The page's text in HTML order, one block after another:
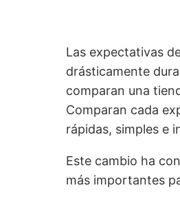
Las expectativas
drásticamente
comparan una
Comparan cada
rápidas, simples e
Este cambio ha
más importantes